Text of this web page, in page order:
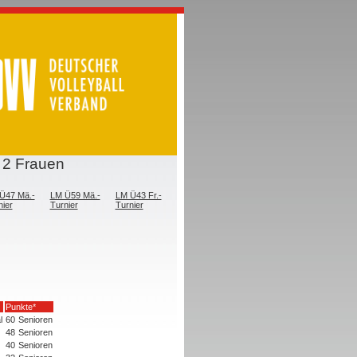
Frauen
Mä.-
LM Ü59 Mä.-
Turnier
LM Ü43 Fr.-
Turnier
Punkte*
60 Senioren
48 Senioren
40 Senioren